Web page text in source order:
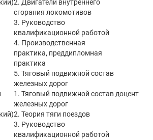
2. Двигатели внутреннего
сгорания локомотивов
3. Руководство
квалификационной работой
4. Производственная
практика, преддипломная
практика
5. Тяговый подвижной состав
железных дорог
1. Тяговый подвижной состав
железных дорог
2. Теория тяги поездов
3. Руководство
квалификационной работой
доцент